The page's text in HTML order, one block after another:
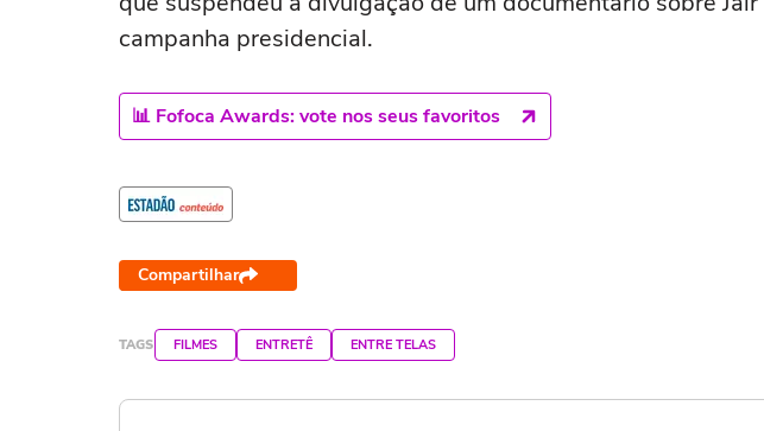
campanha presidencial.
📊 Fofoca Awards: vote nos seus favoritos
Compartilhar
TAGS FILMES ENTRETÊ ENTRE TELAS